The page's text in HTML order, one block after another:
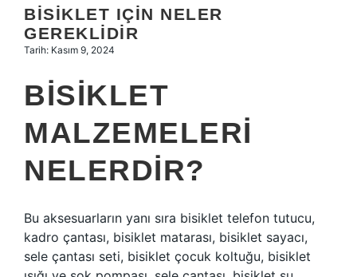
Hakkımızda
BISIKLET IÇIN NELER
GEREKLIDIR
Tarih: Kasım 9, 2024
BISIKLET
MALZEMELERI
NELERDIR?
Bu aksesuarların yanı sıra bisiklet telefon tutucu,
kadro çantası, bisiklet matarası, bisiklet sayacı,
sele çantası seti, bisiklet çocuk koltuğu, bisiklet